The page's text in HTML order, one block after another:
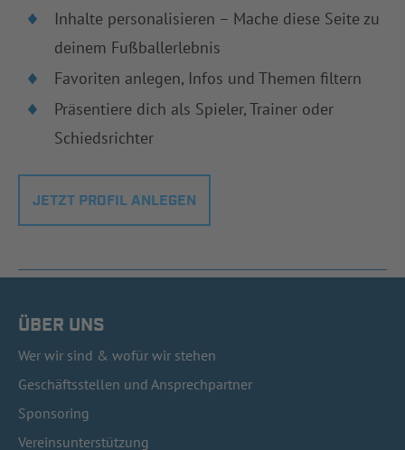
Inhalte personalisieren – Mache diese Seite zu
deinem Fußballerlebnis
Favoriten anlegen, Infos und Themen filtern
Präsentiere dich als Spieler, Trainer oder
Schiedsrichter
JETZT PROFIL ANLEGEN
ÜBER UNS
Wer wir sind & wofür wir stehen
Geschäftsstellen und Ansprechpartner
Sponsoring
Vereinsunterstützung